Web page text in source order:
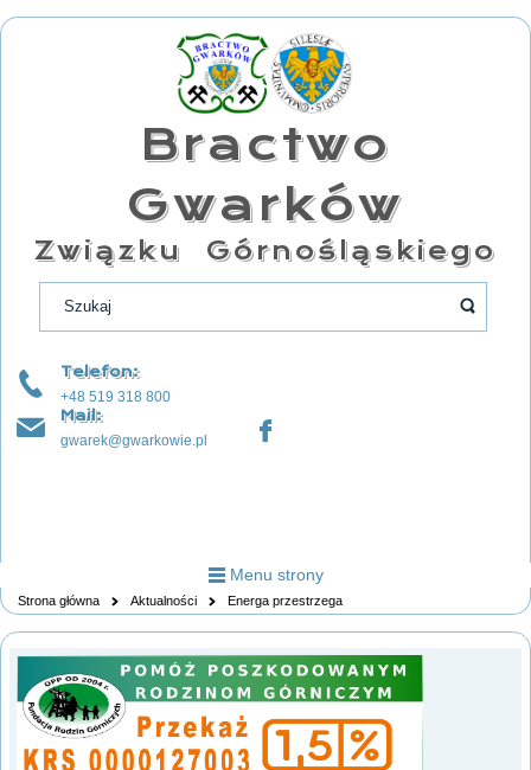
Bractwo
Gwarków
Związku Górnośląskiego
Telefon:
+48 519 318 800
Mail:
gwarek@gwarkowie.pl
Menu strony
Strona główna Aktualności Energa przestrzega